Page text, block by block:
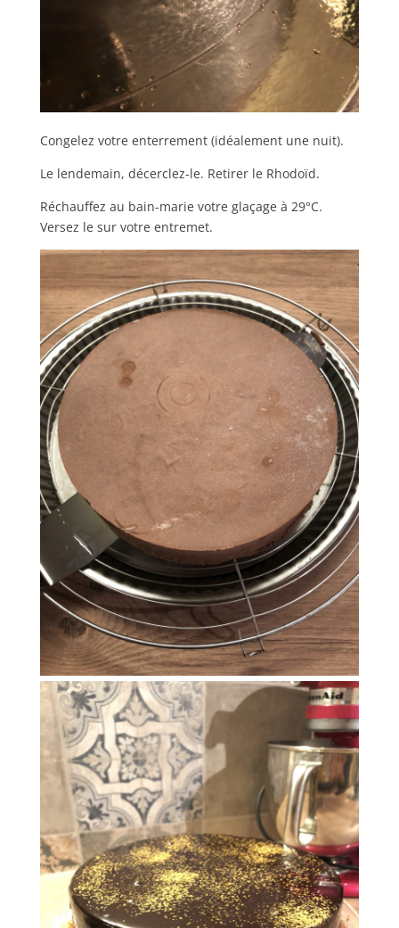
Congelez votre enterrement (idéalement une nuit).
Le lendemain, décerclez-le. Retirer le Rhodoïd.
Réchauffez au bain-marie votre glaçage à 29°C.
Versez le sur votre entremet.